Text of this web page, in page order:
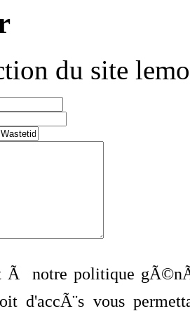
du site
Ã notre politique
d'accÃ¨s vous